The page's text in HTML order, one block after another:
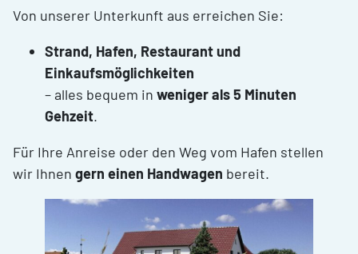
Von unserer Unterkunft aus erreichen Sie:
Strand, Hafen, Restaurant und
Einkaufsmöglichkeiten
– alles bequem in weniger als 5 Minuten
Gehzeit.
Für Ihre Anreise oder den Weg vom Hafen stellen
wir Ihnen gern einen Handwagen bereit.